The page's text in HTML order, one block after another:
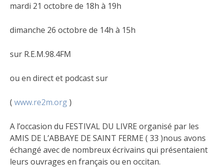
mardi 21 octobre de 18h à 19h
dimanche 26 octobre de 14h à 15h
sur R.E.M.98.4FM
ou en direct et podcast sur
( www.re2m.org)
A l’occasion du FESTIVAL DU LIVRE organisé par les
AMIS DE L’ABBAYE DE SAINT FERME ( 33 )nous avons
échangé avec de nombreux écrivains qui présentaient
leurs ouvrages en français ou en occitan.